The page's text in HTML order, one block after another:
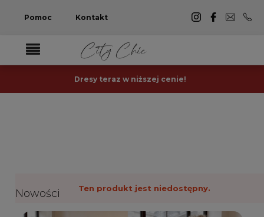
Pomoc Kontakt
Dresy teraz w niższej cenie!
Ten produkt jest niedostępny.
Nowości